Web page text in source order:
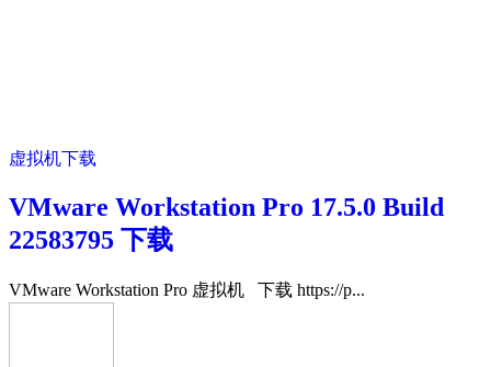
虚拟机下载
VMware Workstation Pro 17.5.0 Build
22583795 下载
VMware Workstation Pro 虚拟机 下载 https://p...